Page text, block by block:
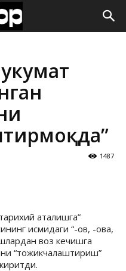
1487
аталишга”
исмидаги “-ов, -ова,
воз кечишга
“тожикчалаштириш”